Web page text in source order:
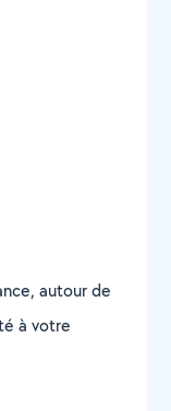
autour de
à votre